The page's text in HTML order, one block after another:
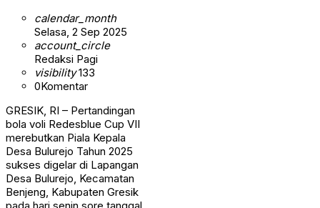
calendar_month
Selasa, 2 Sep 2025
account_circle
Redaksi Pagi
visibility133
0Komentar
GRESIK, RI – Pertandingan
bola voli Redesblue Cup VII
merebutkan Piala Kepala
Desa Bulurejo Tahun 2025
sukses digelar di Lapangan
Desa Bulurejo, Kecamatan
Benjeng, Kabupaten Gresik